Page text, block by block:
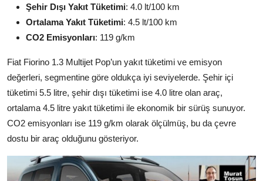
Şehir Dışı Yakıt Tüketimi: 4.0 lt/100 km
Ortalama Yakıt Tüketimi: 4.5 lt/100 km
CO2 Emisyonları: 119 g/km
Fiat Fiorino 1.3 Multijet Pop’un yakıt tüketimi ve emisyon
değerleri, segmentine göre oldukça iyi seviyelerde. Şehir içi
tüketimi 5.5 litre, şehir dışı tüketimi ise 4.0 litre olan araç,
ortalama 4.5 litre yakıt tüketimi ile ekonomik bir sürüş sunuyor.
CO2 emisyonları ise 119 g/km olarak ölçülmüş, bu da çevre
dostu bir araç olduğunu gösteriyor.